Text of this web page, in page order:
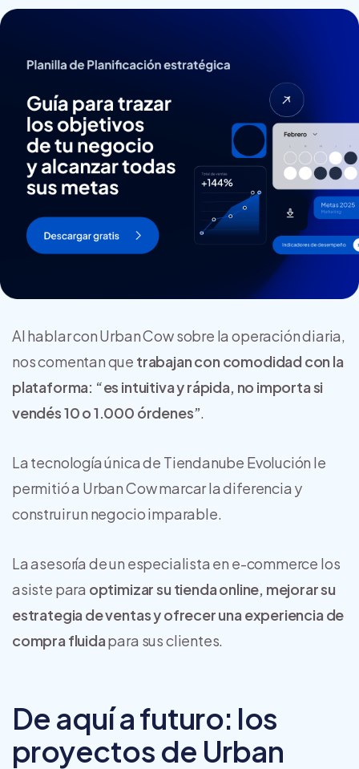
Al hablar con Urban Cow sobre la operación diaria,
nos comentan que trabajan con comodidad con la
plataforma: “es intuitiva y rápida, no importa si
vendés 10 o 1.000 órdenes”.
La tecnología única de Tiendanube Evolución le
permitió a Urban Cow marcar la diferencia y
construir un negocio imparable.
La asesoría de un especialista en e-commerce los
asiste para optimizar su tienda online, mejorar su
estrategia de ventas y ofrecer una experiencia de
compra fluidapara sus clientes.
De aquí a futuro: los
proyectos de Urban